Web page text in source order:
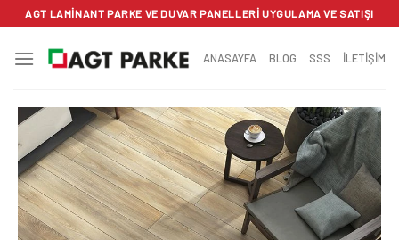
İçeriğe
atla
AGT LAMINANT PARKE VE DUVAR PANELLERI UYGULAMA VE SATIŞI
ANASAYFA BLOG SSS İLETİŞİM